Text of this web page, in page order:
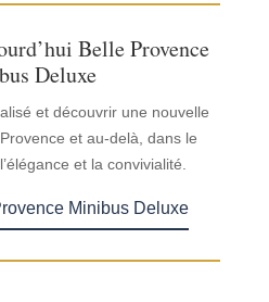
Belle Provence
Deluxe
et découvrir une nouvelle
et au-delà, dans le
et la convivialité.
Minibus Deluxe